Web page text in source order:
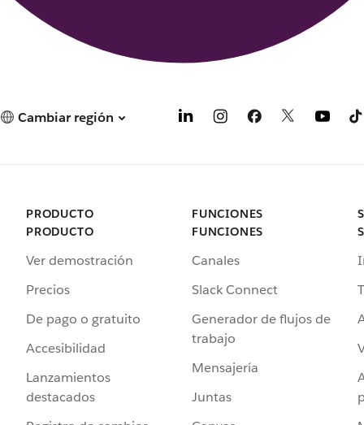
Cambiar región
PRODUCTO
PRODUCTO
Ver demostración
Precios
De pago o gratuito
Accesibilidad
Lanzamientos
destacados
FUNCIONES
FUNCIONES
Canales
Slack Connect
Generador de flujos de
trabajo
Mensajería
Juntas